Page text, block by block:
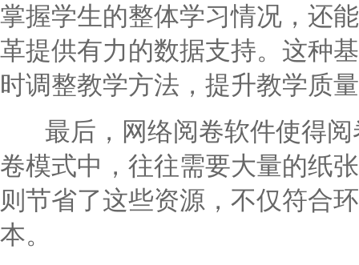
掌握学生的整体学习情况，还
革提供有力的数据支持。这种
时调整教学方法，提升教学质
最后，网络阅卷软件使得阅
卷模式中，往往需要大量的纸
则节省了这些资源，不仅符合
本。